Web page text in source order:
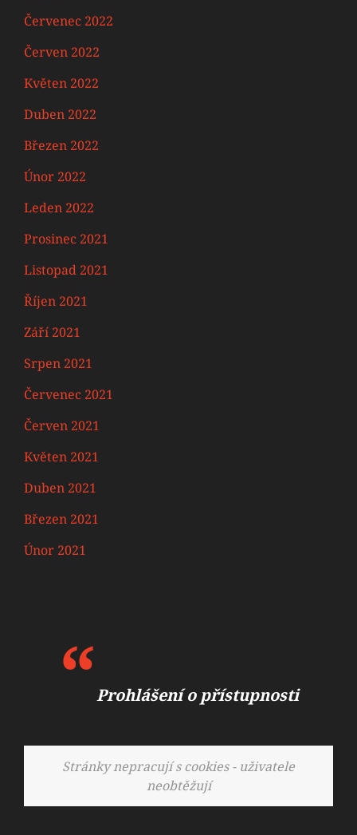
Červenec 2022
Červen 2022
Květen 2022
Duben 2022
Březen 2022
Únor 2022
Leden 2022
Prosinec 2021
Listopad 2021
Říjen 2021
Září 2021
Srpen 2021
Červenec 2021
Červen 2021
Květen 2021
Duben 2021
Březen 2021
Únor 2021
Prohlášení o přístupnosti
Stránky nepracují s cookies - uživatele
neobtěžují